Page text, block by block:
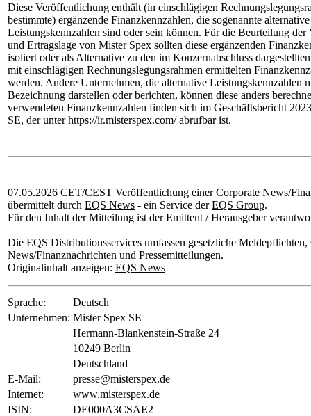
Diese Veröffentlichung enthält (in einschlägigen
bestimmte) ergänzende Finanzkennzahlen, die sogenannte alternative
Leistungskennzahlen sind oder sein können. Für die Beurteilung der
und Ertragslage von Mister Spex sollten diese ergänzenden
isoliert oder als Alternative zu den im Konzernabschluss
mit einschlägigen Rechnungslegungsrahmen ermittelten
werden. Andere Unternehmen, die alternative Leistungskennzahlen
Bezeichnung darstellen oder berichten, können diese anders
verwendeten Finanzkennzahlen finden sich im Geschäftsbericht
SE, der unterhttps://ir.misterspex.com/abrufbar ist.
07.05.2026 CET/CEST Veröffentlichung einer Corporate News/
übermittelt durch EQS News - ein Service derEQS Group.
Für den Inhalt der Mitteilung ist der Emittent / Herausgeber
Die EQS Distributionsservices umfassen gesetzliche Meldepflichten,
News/Finanznachrichten und Pressemitteilungen.
Originalinhalt anzeigen: EQS News
Sprache:
Deutsch
Unternehmen: Mister Spex SE
Hermann-Blankenstein-Straße 24
10249 Berlin
Deutschland
E-Mail:
presse@misterspex.de
Internet:
www.misterspex.de
ISIN:
DE000A3CSAE2